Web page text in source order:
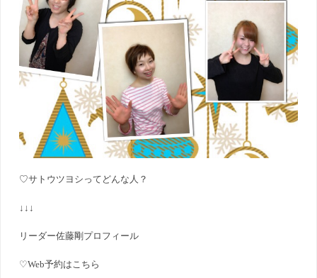
♡サトウツヨシってどんな人？
↓↓↓
リーダー佐藤剛プロフィール
♡Web予約はこちら